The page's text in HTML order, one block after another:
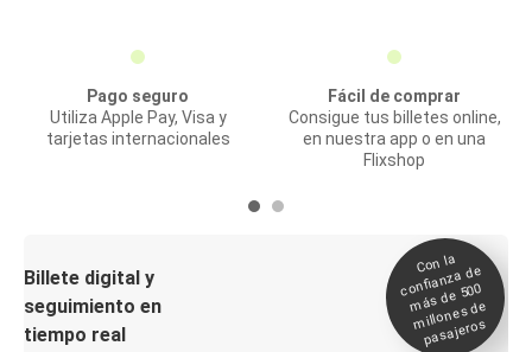
Pago seguro
Utiliza Apple Pay, Visa y
tarjetas internacionales
Fácil de comprar
Consigue tus billetes online,
en nuestra app o en una
Flixshop
Billete digital y
seguimiento en
tiempo real
Con la
confianza de
más de 500
millones de
pasajeros